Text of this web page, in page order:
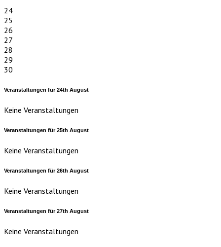
24
25
26
27
28
29
30
Veranstaltungen für24th August
Keine Veranstaltungen
Veranstaltungen für25th August
Keine Veranstaltungen
Veranstaltungen für26th August
Keine Veranstaltungen
Veranstaltungen für27th August
Keine Veranstaltungen